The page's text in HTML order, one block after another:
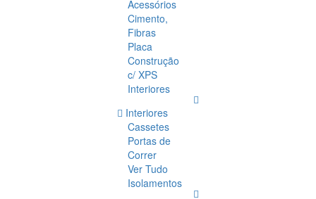
Acessórios
Cimento,
Fibras
Placa
Construção
c/ XPS
Interiores
Interiores
Cassetes
Portas de
Correr
Ver Tudo
Isolamentos